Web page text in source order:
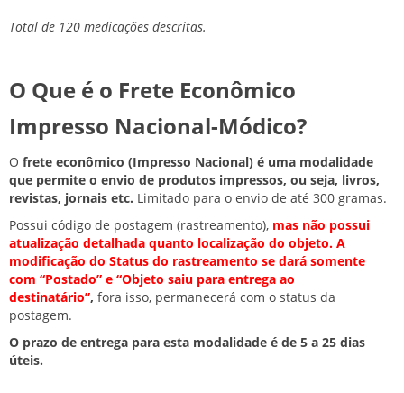
Total de 120 medicações descritas.
O Que é o Frete Econômico
Impresso Nacional-Módico?
O frete econômico (Impresso Nacional) é uma modalidade
que permite o envio de produtos impressos, ou seja, livros,
revistas, jornais etc. Limitado para o envio de até 300 gramas.
Possui código de postagem (rastreamento), mas não possui
atualização detalhada quanto localização do objeto. A
modificação do Status do rastreamento se dará somente
com “Postado” e “Objeto saiu para entrega ao
destinatário”, fora isso, permanecerá com o status da
postagem.
O prazo de entrega para esta modalidade é de 5 a 25 dias
úteis.